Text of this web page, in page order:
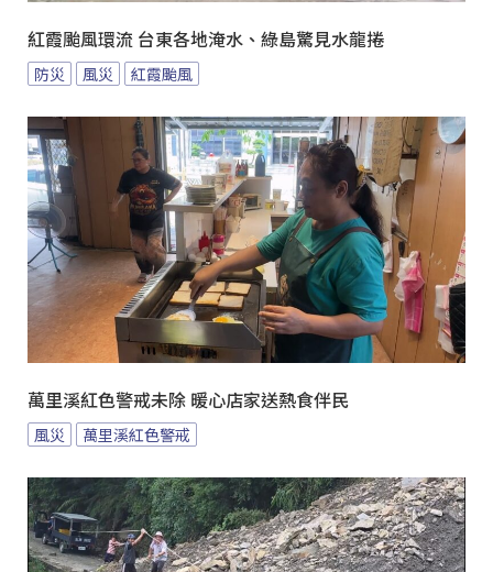
紅霞颱風環流 台東各地淹水、綠島驚見水龍捲
防災 風災 紅霞颱風
萬里溪紅色警戒未除 暖心店家送熱食伴民
風災 萬里溪紅色警戒